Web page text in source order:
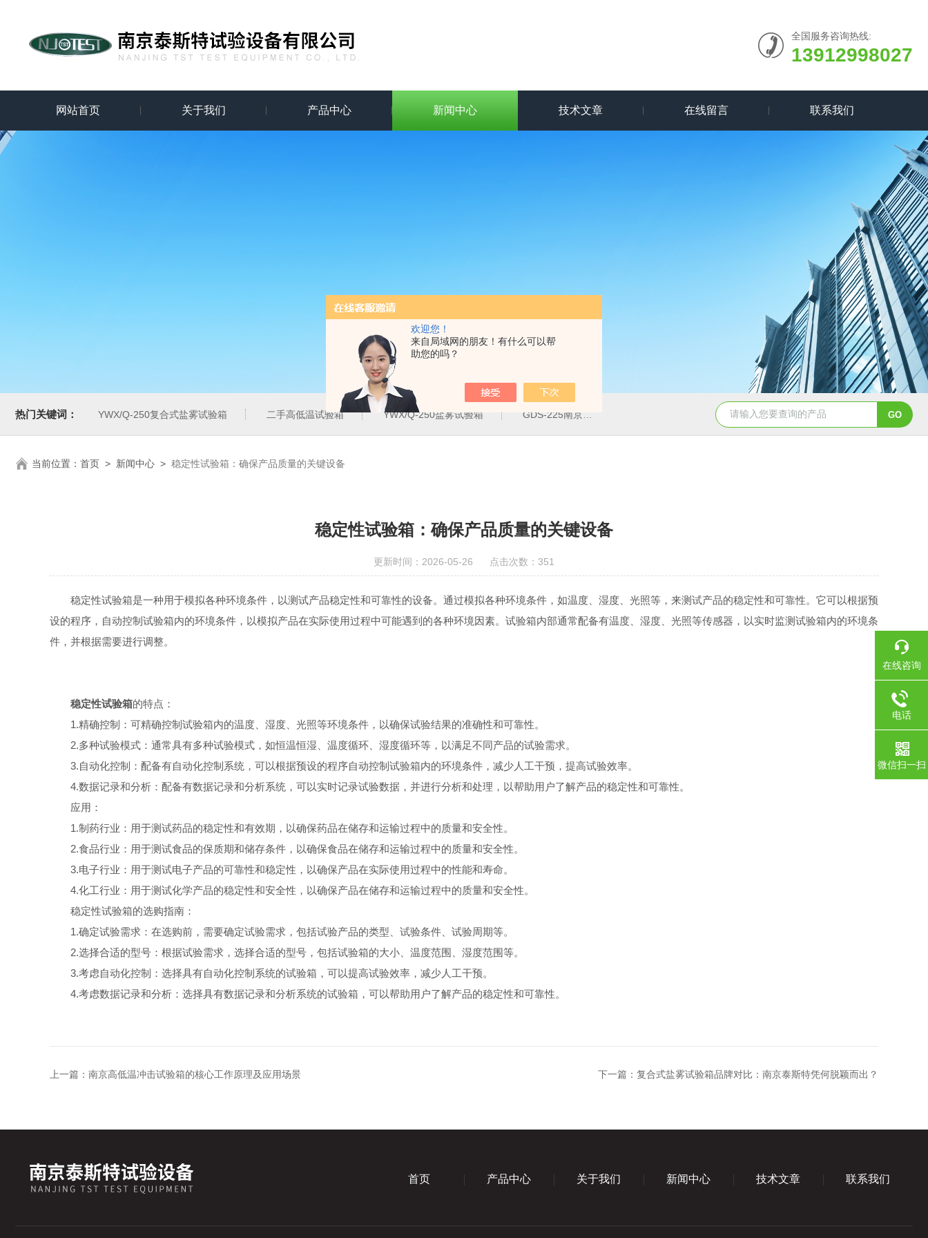
欢迎您！
来自局域网的朋友！有什么可以帮
助您的吗？
全国服务咨询热线:
13912998027
网站首页 关于我们 产品中心 新闻中心 技术文章 在线留言 联系我们
热门关键词： YWX/Q-250复合式盐雾试验箱 二手高低温试验箱 YWX/Q-250盐雾试验箱 GDS-225南京温湿度试验箱 GDW-150高低温试验箱 GDW系列南京高低温循
当前位置： 首页 > 新闻中心 > 稳定性试验箱：确保产品质量的关键设备
稳定性试验箱：确保产品质量的关键设备
更新时间：2026-05-26 点击次数：351
稳定性试验箱是一种用于模拟各种环境条件，以测试产品稳定性和可靠性的设备。通过模拟各种环境条件，如温度、湿度、光照等，来测试产品的稳定性和可靠性。它可以根据预
设的程序，自动控制试验箱内的环境条件，以模拟产品在实际使用过程中可能遇到的各种环境因素。试验箱内部通常配备有温度、湿度、光照等传感器，以实时监测试验箱内的环境条
件，并根据需要进行调整。
稳定性试验箱的特点：
1.精确控制：可精确控制试验箱内的温度、湿度、光照等环境条件，以确保试验结果的准确性和可靠性。
2.多种试验模式：通常具有多种试验模式，如恒温恒湿、温度循环、湿度循环等，以满足不同产品的试验需求。
3.自动化控制：配备有自动化控制系统，可以根据预设的程序自动控制试验箱内的环境条件，减少人工干预，提高试验效率。
4.数据记录和分析：配备有数据记录和分析系统，可以实时记录试验数据，并进行分析和处理，以帮助用户了解产品的稳定性和可靠性。
应用：
1.制药行业：用于测试药品的稳定性和有效期，以确保药品在储存和运输过程中的质量和安全性。
2.食品行业：用于测试食品的保质期和储存条件，以确保食品在储存和运输过程中的质量和安全性。
3.电子行业：用于测试电子产品的可靠性和稳定性，以确保产品在实际使用过程中的性能和寿命。
4.化工行业：用于测试化学产品的稳定性和安全性，以确保产品在储存和运输过程中的质量和安全性。
稳定性试验箱的选购指南：
1.确定试验需求：在选购前，需要确定试验需求，包括试验产品的类型、试验条件、试验周期等。
2.选择合适的型号：根据试验需求，选择合适的型号，包括试验箱的大小、温度范围、湿度范围等。
3.考虑自动化控制：选择具有自动化控制系统的试验箱，可以提高试验效率，减少人工干预。
4.考虑数据记录和分析：选择具有数据记录和分析系统的试验箱，可以帮助用户了解产品的稳定性和可靠性。
上一篇： 南京高低温冲击试验箱的核心工作原理及应用场景 下一篇： 复合式盐雾试验箱品牌对比：南京泰斯特凭何脱颖而出？
首页 产品中心 关于我们 新闻中心 技术文章 联系我们
在线咨询
电话
微信扫一扫